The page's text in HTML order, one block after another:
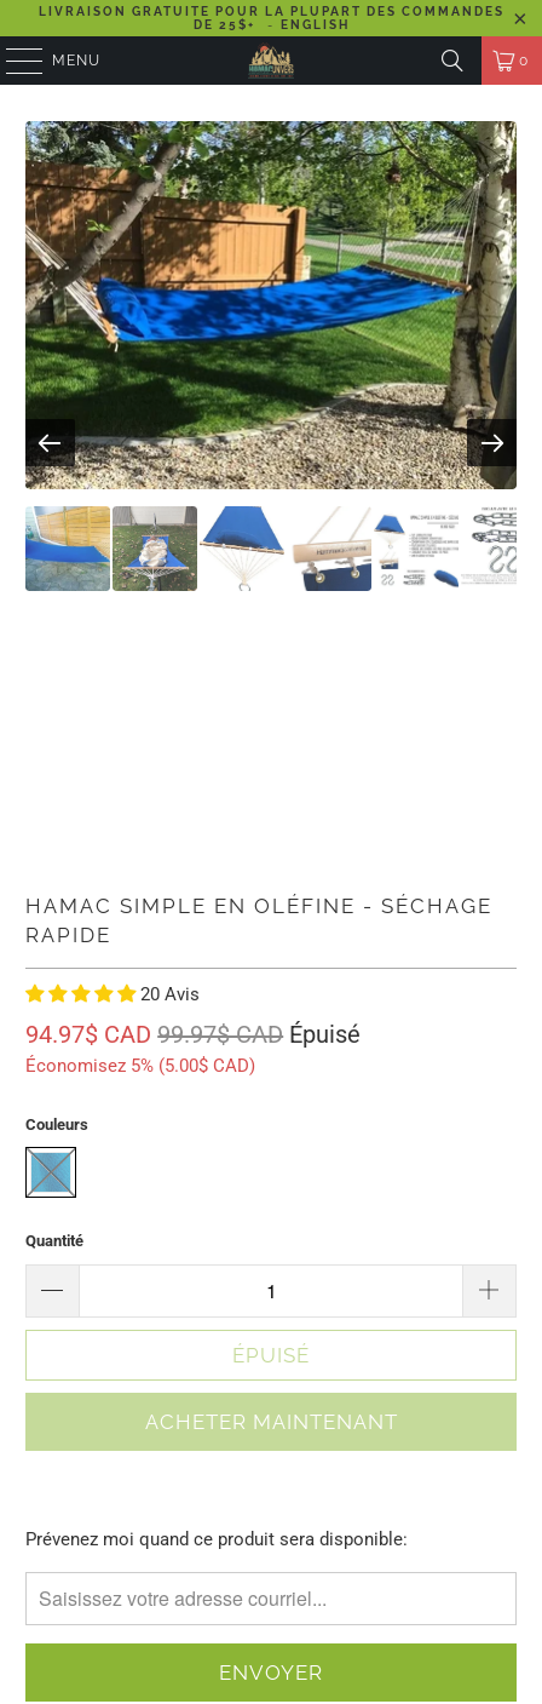
LIVRAISON GRATUITE POUR LA PLUPART DES COMMANDES
DE 25$+
- ENGLISH
MENU 0
HAMAC SIMPLE EN OLÉFINE - SÉCHAGE
RAPIDE
20 Avis
94.97$ CAD 99.97$ CAD
Économisez 5% (5.00$ CAD)
Épuisé
Couleurs
Quantité
ÉPUISÉ
ACHETER MAINTENANT
Merci
me
contacter
Prévenez moi quand ce produit sera disponible: